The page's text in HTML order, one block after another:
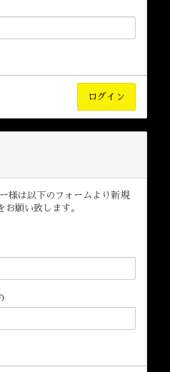
様は以下のフォームより新規
願い致します。
)